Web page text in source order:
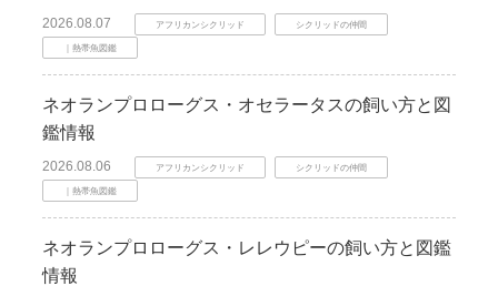
2026.08.07 アフリカンシクリッド シクリッドの仲間
｜熱帯魚図鑑
ネオランプロローグス・オセラータスの飼い方と図
鑑情報
2026.08.06 アフリカンシクリッド シクリッドの仲間
｜熱帯魚図鑑
ネオランプロローグス・レレウピーの飼い方と図鑑
情報